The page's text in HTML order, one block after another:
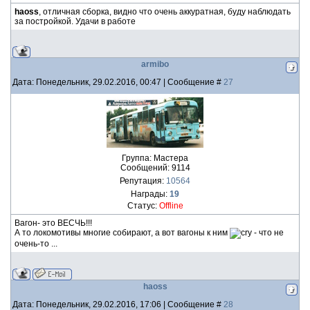
haoss, отличная сборка, видно что очень аккуратная, буду наблюдать
за постройкой. Удачи в работе
armibo
Дата: Понедельник, 29.02.2016, 00:47 | Сообщение # 27
Группа: Мастера
Сообщений: 9114
Репутация: 10564
Награды: 19
Статус: Offline
Вагон- это ВЕСЧЬ!!!
А то локомотивы многие собирают, а вот вагоны к ним
- что не
очень-то ...
haoss
Дата: Понедельник, 29.02.2016, 17:06 | Сообщение # 28